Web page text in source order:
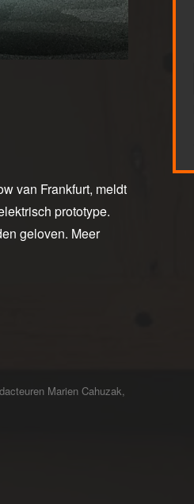
van Frankfurt, meldt
prototype.
geloven. Meer
Marien Cahuzak,